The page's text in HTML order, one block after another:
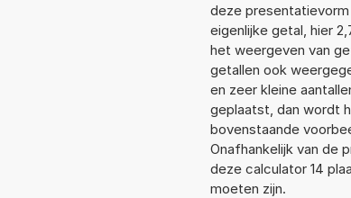
deze
eigenlijke getal, hier
het weergeven van
getallen ook
en zeer kleine
geplaatst, dan wordt
bovenstaande
Onafhankelijk van de
deze calculator 14
moeten zijn.